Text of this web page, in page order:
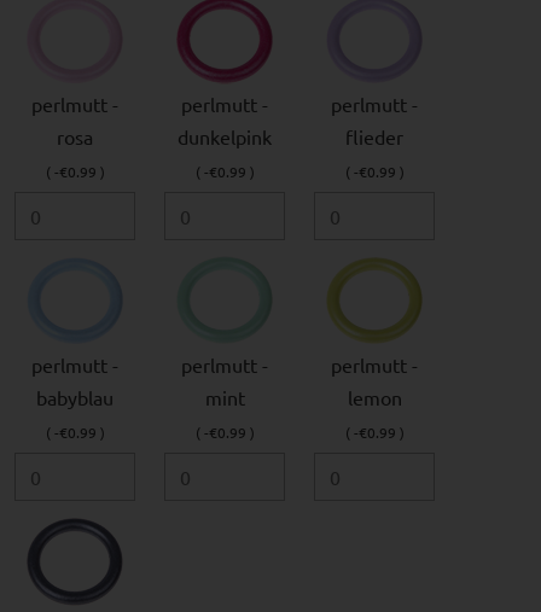
perlmutt -
rosa
( -€0.99 )
perlmutt -
dunkelpink
( -€0.99 )
perlmutt -
flieder
( -€0.99 )
perlmutt -
babyblau
( -€0.99 )
perlmutt -
mint
( -€0.99 )
perlmutt -
lemon
( -€0.99 )